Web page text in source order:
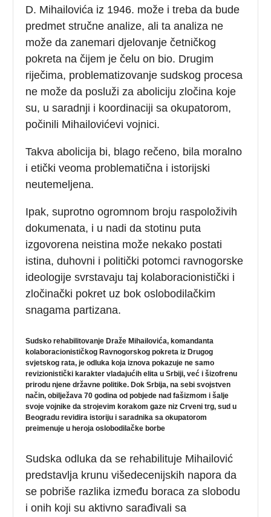
D. Mihailovića iz 1946. može i treba da bude
predmet stručne analize, ali ta analiza ne
može da zanemari djelovanje četničkog
pokreta na čijem je čelu on bio. Drugim
riječima, problematizovanje sudskog procesa
ne može da posluži za aboliciju zločina koje
su, u saradnji i koordinaciji sa okupatorom,
počinili Mihailovićevi vojnici.
Takva abolicija bi, blago rečeno, bila moralno
i etički veoma problematična i istorijski
neutemeljena.
Ipak, suprotno ogromnom broju raspoloživih
dokumenata, i u nadi da stotinu puta
izgovorena neistina može nekako postati
istina, duhovni i politički potomci ravnogorske
ideologije svrstavaju taj kolaboracionistički i
zločinački pokret uz bok oslobodilačkim
snagama partizana.
Sudsko rehabilitovanje Draže Mihailovića, komandanta
kolaboracionističkog Ravnogorskog pokreta iz Drugog
svjetskog rata, je odluka koja iznova pokazuje ne samo
revizionistički karakter vladajućih elita u Srbiji, već i šizofrenu
prirodu njene državne politike. Dok Srbija, na sebi svojstven
način, obilježava 70 godina od pobjede nad fašizmom i šalje
svoje vojnike da strojevim korakom gaze niz Crveni trg, sud u
Beogradu revidira istoriju i saradnika sa okupatorom
preimenuje u heroja oslobodilačke borbe
Sudska odluka da se rehabilituje Mihailović
predstavlja krunu višedecenijskih napora da
se pobriše razlika između boraca za slobodu
i onih koji su aktivno sarađivali sa